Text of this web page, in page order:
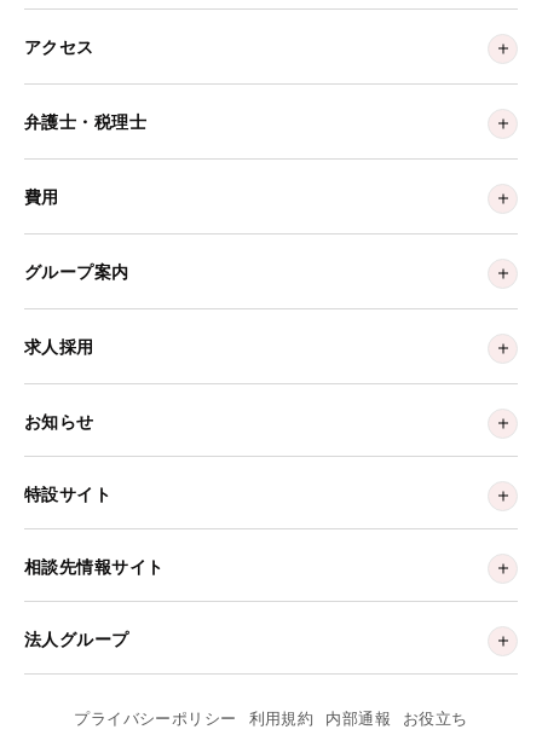
アクセス
弁護士・税理士
費用
グループ案内
求人採用
お知らせ
特設サイト
相談先情報サイト
法人グループ
プライバシーポリシー 利用規約 内部通報 お役立ち